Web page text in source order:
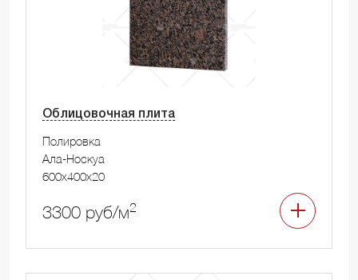
Облицовочная плита
Полировка
Ала-Носкуа
600x400x20
3300 руб/м2